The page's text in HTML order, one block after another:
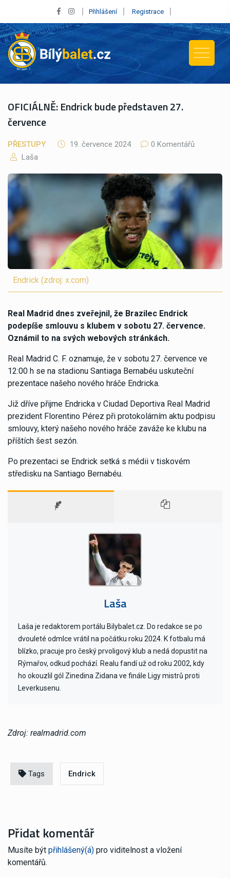
Přihlášení Registrace
OFICIÁLNĚ: Endrick bude představen 27.
července
PŘESTUPY 19. července 2024
0 Komentářů
Laša
Endrick (zdroj: x.com)
Real Madrid dnes zveřejnil, že Brazilec Endrick
podepíše smlouvu s klubem v sobotu 27. července.
Oznámil to na svých webových stránkách.
Real Madrid C. F. oznamuje, že v sobotu 27. července ve
12:00 h se na stadionu Santiaga Bernabéu uskuteční
prezentace našeho nového hráče Endricka.
Již dříve přijme Endricka v Ciudad Deportiva Real Madrid
prezident Florentino Pérez při protokolárním aktu podpisu
smlouvy, který našeho nového hráče zaváže ke klubu na
příštích šest sezón.
Po prezentaci se Endrick setká s médii v tiskovém
středisku na Santiago Bernabéu.
Laša
Laša je redaktorem portálu Bilybalet.cz. Do redakce se po
dvouleté odmlce vrátil na počátku roku 2024. K fotbalu má
blízko, pracuje pro český prvoligový klub a nedá dopustit na
Rýmařov, odkud pochází. Realu fandí už od roku 2002, kdy
ho okouzlil gól Zinedina Zidana ve finále Ligy mistrů proti
Leverkusenu.
Zdroj: realmadrid.com
Tags Endrick
Přidat komentář
Musíte být přihlášený(á) pro viditelnost a vložení
komentářů.